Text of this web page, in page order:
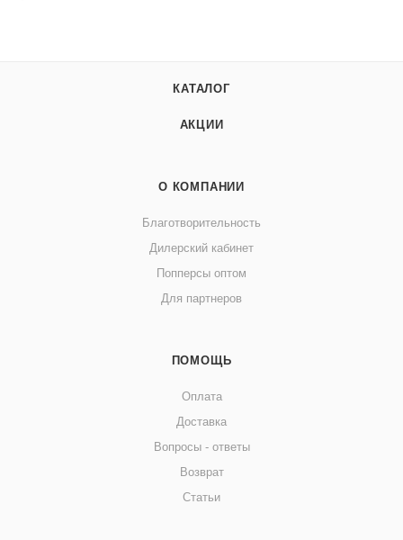
КАТАЛОГ
АКЦИИ
О КОМПАНИИ
Благотворительность
Дилерский кабинет
Попперсы оптом
Для партнеров
ПОМОЩЬ
Оплата
Доставка
Вопросы - ответы
Возврат
Статьи